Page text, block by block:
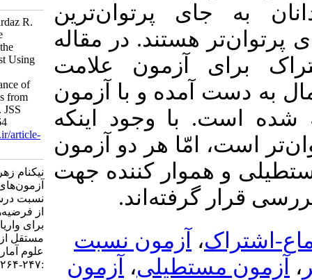
پرتوان‌ترین
هستند. در مقاله
آزمون علامت
و با آزمون
با وجود اینکه
امّا هر دو آزمون
کننده جهت
گرفته‌اند.
،آزمون نسبت
،آزمون
Nicknam Z, Chinipardaz R.
The Uniformly More
Powerful Tests than the
Likelihood Ratio Test Using
Intersection-Union
Hypotheses for Variance of
Independent Samples from
Normal Distribution. JSS
2025; 19 (1) :247-264
URL:http://jss.irstat.ir/article-
1-897-fa.html
نیکنام زهرا، چینی پرداز رحیم.
آزمون‌های پرتوان‌تر از آزمون
نسبت درستنمایی با استفاده
از فرضیه‌های اجتماع-اشتراک
برای واریانس نمونه‌های
مستقل از توزیع نرمال. مجله
علوم آماری. ۱۴۰۴; ۱۹ (۱)